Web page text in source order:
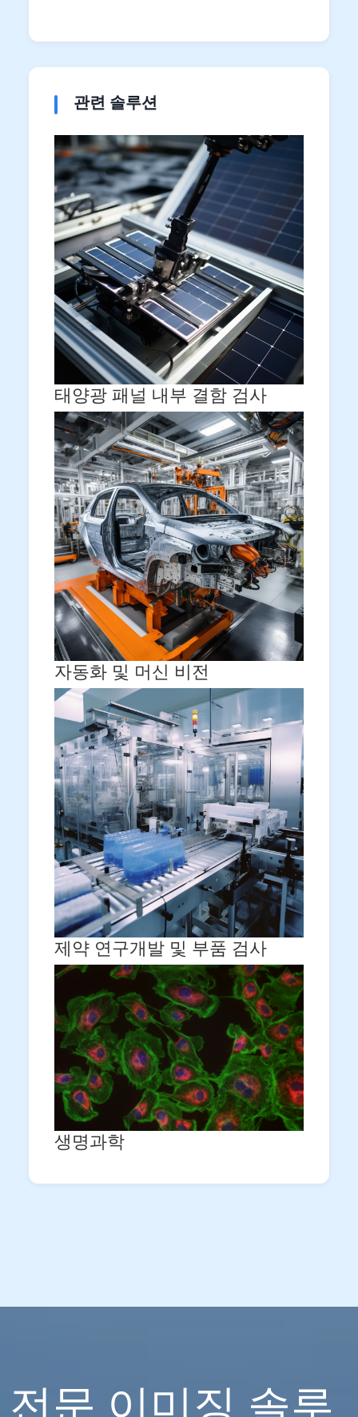
관련 솔루션
태양광 패널 내부 결함 검사
자동화 및 머신 비전
제약 연구개발 및 부품 검사
생명과학
전문 이미징 솔루